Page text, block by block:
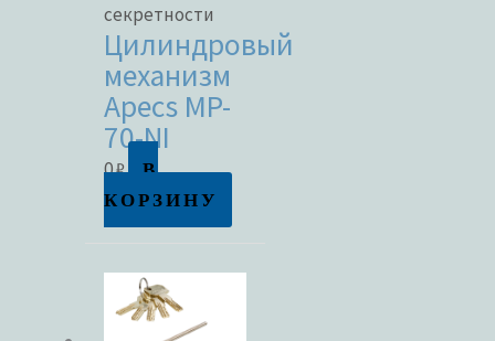
секретности
Цилиндровый
механизм
Apecs MP-
70-NI
0₽
В
КОРЗИНУ